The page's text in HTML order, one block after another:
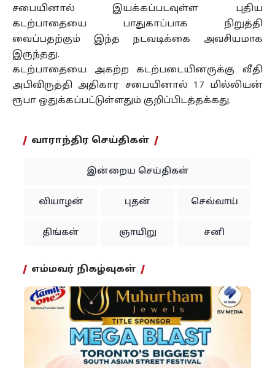
சபையினால் இயக்கப்படவுள்ள புதிய
கடற்பாதையை பாதுகாப்பாக நிறுத்தி
வைப்பதற்கும் இந்த நடவடிக்கை அவசியமாக
இருந்தது.
கடற்பாதையை அகற்ற கடற்படையினருக்கு வீதி
அபிவிருத்தி அதிகார சபையினால் 17 மில்லியன்
ரூபா ஒதுக்கப்பட்டுள்ளதும் குறிப்பிடத்தக்கது.
வாராந்திர செய்திகள்
இன்றைய செய்திகள்
வியாழன் புதன் செவ்வாய்
திங்கள் ஞாயிறு சனி
எம்மவர் நிகழ்வுகள்